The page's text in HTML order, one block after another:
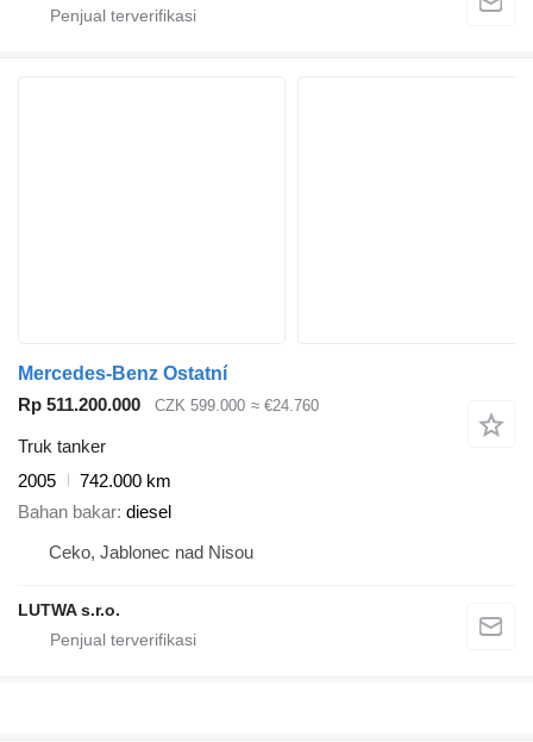
Mercedes-Benz Ostatní
Rp 511.200.000
CZK 599.000 ≈ €24.760
Truk tanker
2005
742.000 km
Bahan bakar diesel
Ceko, Jablonec nad Nisou
LUTWA s.r.o.